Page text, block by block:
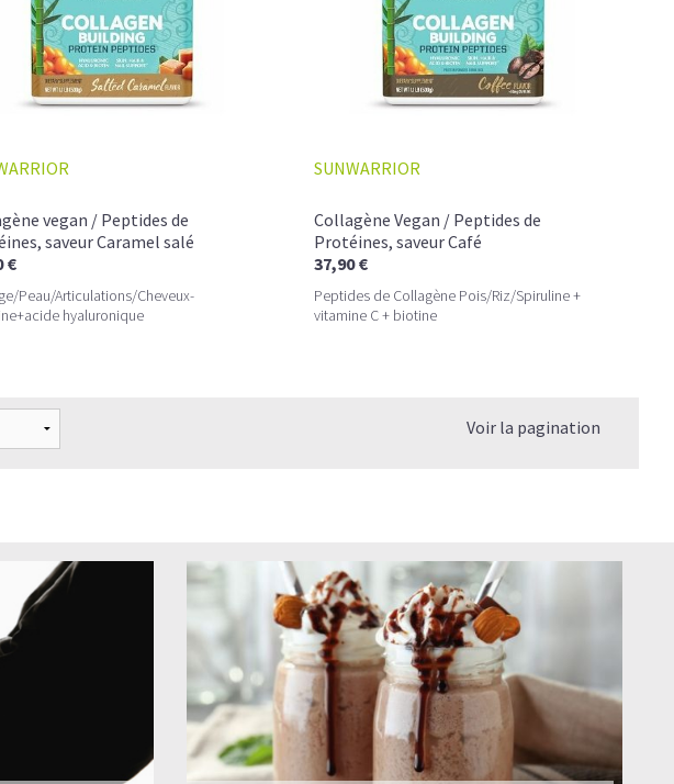
du Collagène?
: comment choisir ?
vegan / Peptides de
saveur Caramel salé
€
Peau/Articulations/Cheveux-
hyaluronique
SUNWARRIOR
Collagène Vegan / Peptides de
Protéines, saveur Café
37,90 €
Peptides de Collagène Pois/Riz/Spiruline +
vitamine C + biotine
Voir la pagination